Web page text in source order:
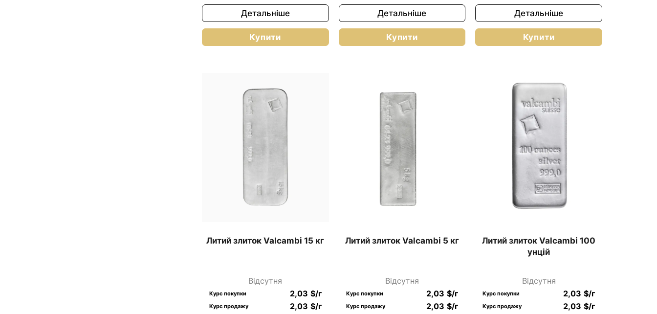
Детальніше
Купити
Детальніше
Купити
Детальніше
Купити
Литий злиток Valcambi 15 кг
Відсутня
Курс покупки 2,03 $/г
Курс продажу 2,03 $/г
Литий злиток Valcambi 5 кг
Відсутня
Курс покупки 2,03 $/г
Курс продажу 2,03 $/г
Литий злиток Valcambi 100
унцій
Відсутня
Курс покупки 2,03 $/г
Курс продажу 2,03 $/г